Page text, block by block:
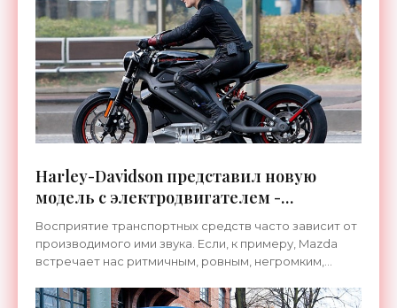
Harley-Davidson представил новую
модель с электродвигателем -
«Техника»
Восприятие транспортных средств часто зависит от
производимого ими звука. Если, к примеру, Mazda
встречает нас ритмичным, ровным, негромким,
характерный